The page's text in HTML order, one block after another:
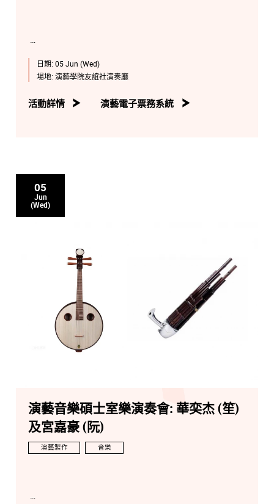
日期: 05 Jun (Wed)
場地: 演藝學院友誼社演奏廳
活動詳情 演藝電子票務系統
05
Jun
(Wed)
演藝音樂碩士室樂演奏會: 華奕杰 (笙)
及宮嘉豪 (阮)
演藝製作 音樂